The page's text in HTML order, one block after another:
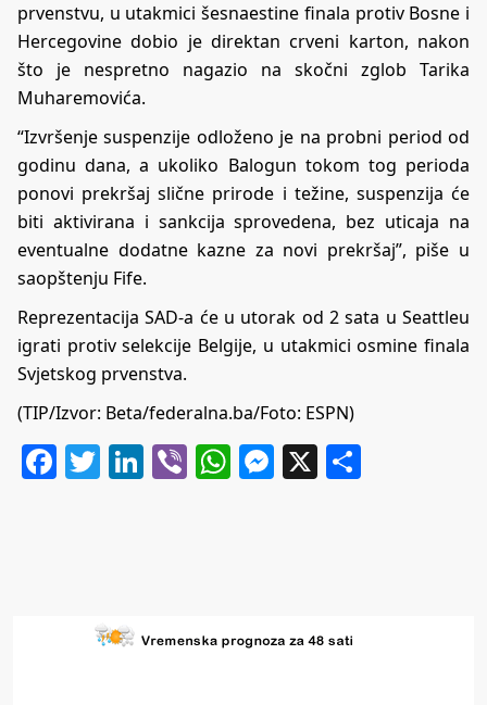
prvenstvu, u utakmici šesnaestine finala protiv Bosne i
Hercegovine dobio je direktan crveni karton, nakon
što je nespretno nagazio na skočni zglob Tarika
Muharemovića.
“Izvršenje suspenzije odloženo je na probni period od
godinu dana, a ukoliko Balogun tokom tog perioda
ponovi prekršaj slične prirode i težine, suspenzija će
biti aktivirana i sankcija sprovedena, bez uticaja na
eventualne dodatne kazne za novi prekršaj”, piše u
saopštenju Fife.
Reprezentacija SAD-a će u utorak od 2 sata u Seattleu
igrati protiv selekcije Belgije, u utakmici osmine finala
Svjetskog prvenstva.
(TIP/Izvor: Beta/federalna.ba/Foto: ESPN)
Facebook
Twitter
LinkedIn
ViberWhatsApp
Messenger
X